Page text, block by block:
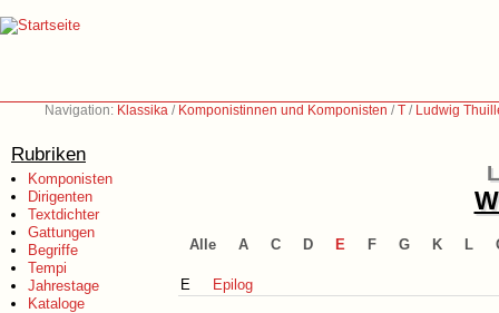
Navigation: Klassika / Komponistinnen und Komponisten /T / Ludwig
Rubriken
Komponisten
Dirigenten
Textdichter
Gattungen
Begriffe
Tempi
Jahrestage
Kataloge
Alle A C D E F G K L
E Epilog